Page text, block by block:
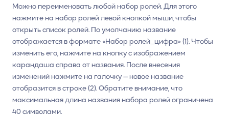
Можно переименовать любой набор ролей. Для этого
нажмите на набор ролей левой кнопкой мыши, чтобы
открыть список ролей. По умолчанию название
отображается в формате «Набор ролей_цифра» (1). Чтобы
изменить его, нажмите на кнопку с изображением
карандаша справа от названия. После внесения
изменений нажмите на галочку — новое название
отобразится в строке (2). Обратите внимание, что
максимальная длина названия набора ролей ограничена
40 символами.